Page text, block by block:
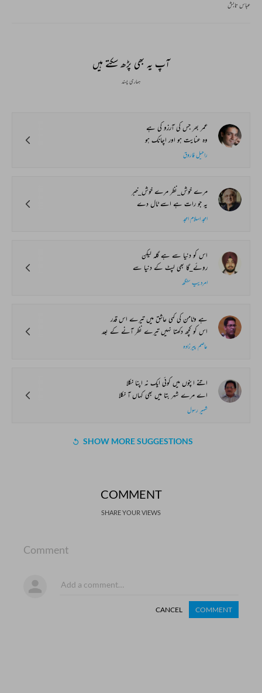
عباس تابش
آپ یہ بھی پڑھ سکتے ہیں
ہماری پسند
عمر بھر جس کی آرزو کی ہے
وہ عنایت ہو اور اچانک ہو
راحیل فاروق
مرے خوش_نظر مرے خوش_خبر
یہ جو رات ہے اسے ٹال دے
امجد اسلام امجد
اس کو دنیا سے ہے گلہ لیکن
روئے_گا بھی لپٹ کے دنیا سے
امردیپ سنگھ
ہے وٹامن کی کمی عاشق میں تیرے اس قدر
اس کو کچھ دکھتا نہیں تیرے نظر آنے کے بعد
عاصم پیرزادہ
اتنے اپنوں میں کوئی ایک نہ اپنا نکلا
اے مرے شہر بتا میں بھی کہاں آ نکلا
شہپر رسول
SHOW MORE SUGGESTIONS
COMMENT
SHARE YOUR VIEWS
Comment
CANCEL COMMENT